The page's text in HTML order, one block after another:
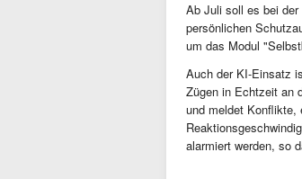
Ab Juli soll es bei
persönlichen
um das Modul
Auch der KI-Einsatz
Zügen in Echtzeit an
und meldet Konflikte,
alarmiert werden, so